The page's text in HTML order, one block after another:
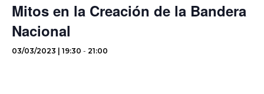
Mitos en la Creación de la Bandera
Nacional
03/03/2023 | 19:30 - 21:00